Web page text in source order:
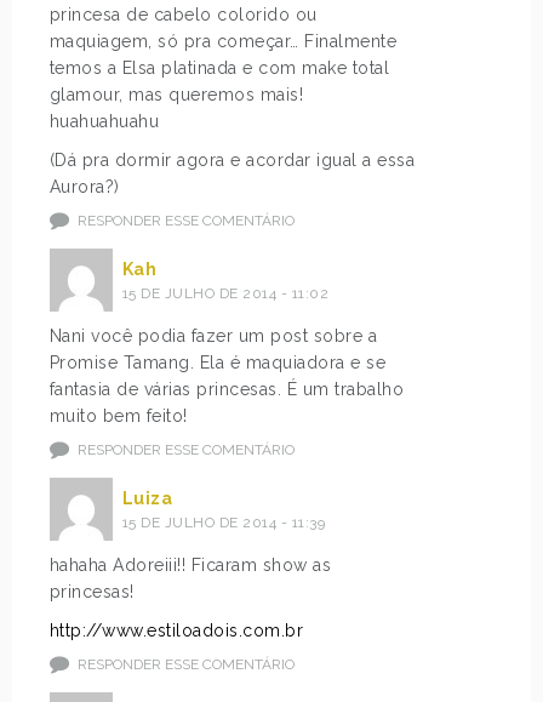
princesa de cabelo colorido ou
maquiagem, só pra começar… Finalmente
temos a Elsa platinada e com make total
glamour, mas queremos mais!
huahuahuahu
(Dá pra dormir agora e acordar igual a essa
Aurora?)
RESPONDER ESSE COMENTÁRIO
Kah
15 DE JULHO DE 2014 - 11:02
Nani você podia fazer um post sobre a
Promise Tamang. Ela é maquiadora e se
fantasia de várias princesas. É um trabalho
muito bem feito!
RESPONDER ESSE COMENTÁRIO
Luiza
15 DE JULHO DE 2014 - 11:39
hahaha Adoreiii!! Ficaram show as
princesas!
http://www.estiloadois.com.br
RESPONDER ESSE COMENTÁRIO